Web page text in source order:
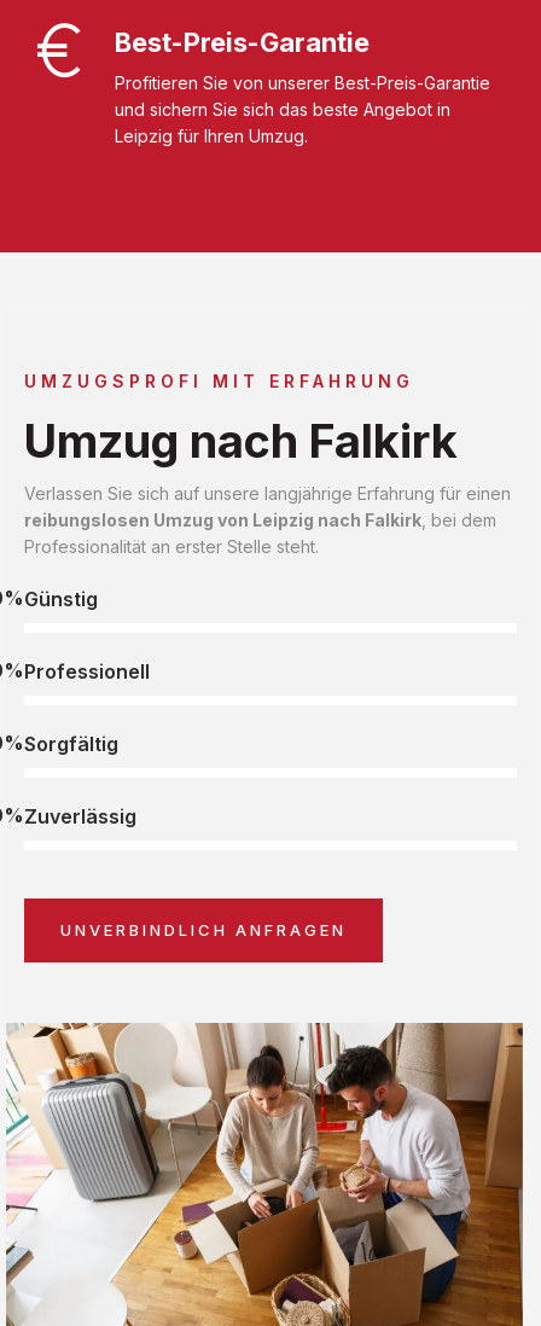
Best-Preis-Garantie
Profitieren Sie von unserer Best-Preis-Garantie
und sichern Sie sich das beste Angebot in
Leipzig für Ihren Umzug.
UMZUGSPROFI MIT ERFAHRUNG
Umzug nach Falkirk
Verlassen Sie sich auf unsere langjährige Erfahrung für einen
reibungslosen Umzug von Leipzig nach Falkirk , bei dem
Professionalität an erster Stelle steht.
Günstig
Professionell
Sorgfältig
Zuverlässig
UNVERBINDLICH ANFRAGEN